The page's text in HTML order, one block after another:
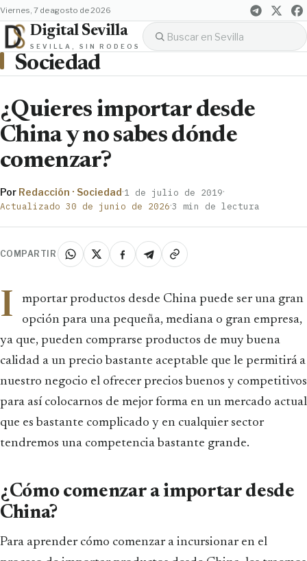
viernes, 7 de agosto de 2026
Digital Sevilla
SEVILLA, SIN RODEOS
Sociedad
¿Quieres importar desde
China y no sabes dónde
comenzar?
Por Redacción · Sociedad·1 de julio de 2019·
Actualizado 30 de junio de 2026·3 min de lectura
COMPARTIR
I
mportar productos desde China puede ser una gran
opción para una pequeña, mediana o gran empresa,
ya que, pueden comprarse productos de muy buena
calidad a un precio bastante aceptable que le permitirá a
nuestro negocio el ofrecer precios buenos y competitivos
para así colocarnos de mejor forma en un mercado actual
que es bastante complicado y en cualquier sector
tendremos una competencia bastante grande.
¿Cómo comenzar a importar desde
China?
Para aprender cómo comenzar a incursionar en el